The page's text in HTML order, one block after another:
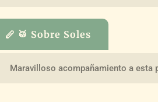
🪈 🥁 Sobre Soles
Maravilloso acompañamiento a esta